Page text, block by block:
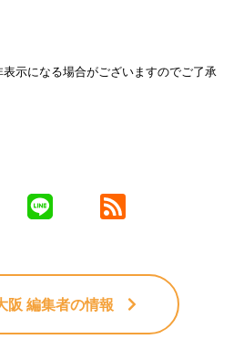
示になる場合がございますのでご了承
阪 編集者の情報